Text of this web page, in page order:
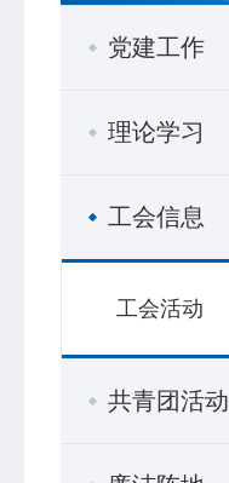
网站首页
党建工作
理论学习
工会信息
工会活动
共青团活动